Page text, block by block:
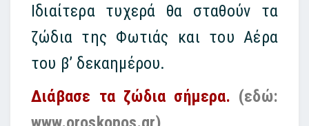
Ιδιαίτερα τυχερά θα σταθούν τα
ζώδια της Φωτιάς και του Αέρα
του β’ δεκαημέρου.
Διάβασε τα ζώδια σήμερα. (εδώ: